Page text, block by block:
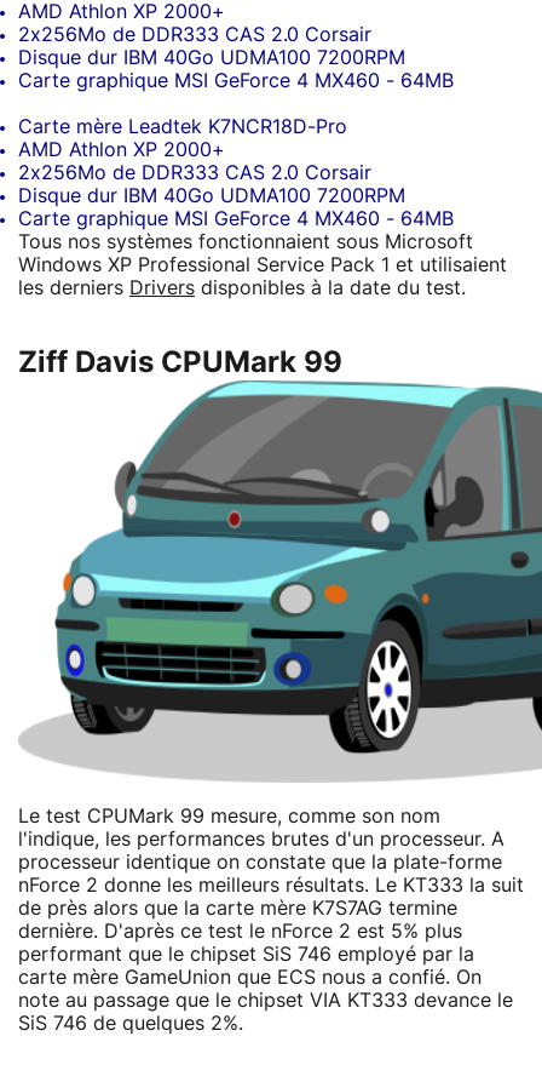
AMD Athlon XP 2000+
2x256Mo de DDR333 CAS 2.0 Corsair
Disque dur IBM 40Go UDMA100 7200RPM
Carte graphique MSI GeForce 4 MX460 - 64MB
Carte mère Leadtek K7NCR18D-Pro
AMD Athlon XP 2000+
2x256Mo de DDR333 CAS 2.0 Corsair
Disque dur IBM 40Go UDMA100 7200RPM
Carte graphique MSI GeForce 4 MX460 - 64MB
Tous nos systèmes fonctionnaient sous Microsoft
Windows XP Professional Service Pack 1 et utilisaient
les derniers Drivers disponibles à la date du test.
Ziff Davis CPUMark 99
Le test CPUMark 99 mesure, comme son nom
l'indique, les performances brutes d'un processeur. A
processeur identique on constate que la plate-forme
nForce 2 donne les meilleurs résultats. Le KT333 la suit
de près alors que la carte mère K7S7AG termine
dernière. D'après ce test le nForce 2 est 5% plus
performant que le chipset SiS 746 employé par la
carte mère GameUnion que ECS nous a confié. On
note au passage que le chipset VIA KT333 devance le
SiS 746 de quelques 2%.